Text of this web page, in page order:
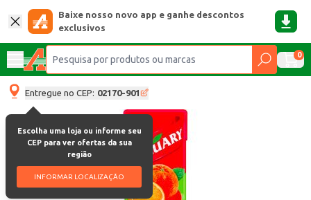
Baixe nosso novo app e ganhe descontos
exclusivos
0
Entregue no CEP: 02170-901
Escolha uma loja ou informe seu
CEP para ver ofertas da sua
região
INFORMAR LOCALIZAÇÃO